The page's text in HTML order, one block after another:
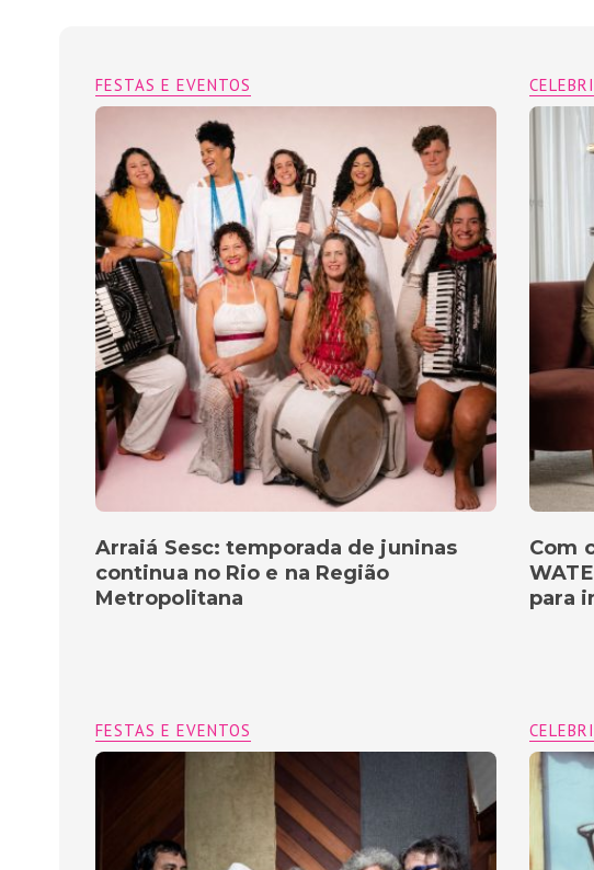
Com
para
FESTAS E EVENTOS
Arraiá Sesc: temporada de juninas
continua no Rio e na Região
Metropolitana
FESTAS E EVENTOS